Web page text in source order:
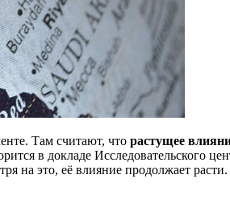
Там считают, что растущее
в докладе Исследовательского
на это, её влияние продолжает